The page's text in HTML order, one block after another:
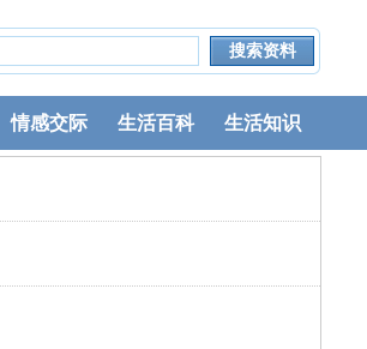
情感交际 生活百科 生活知识